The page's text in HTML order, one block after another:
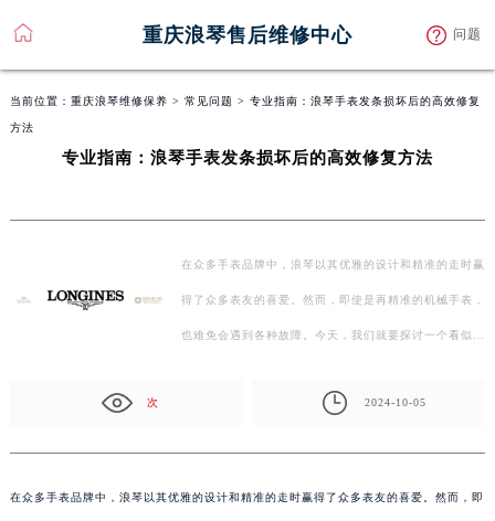
重庆浪琴售后维修中心 问题
当前位置： 重庆浪琴维修保养 > 常见问题 > 专业指南：浪琴手表发条损坏后的高效修复
方法
专业指南：浪琴手表发条损坏后的高效修复方法
在众多手表品牌中，浪琴以其优雅的设计和精准的走时赢
得了众多表友的喜爱。然而，即使是再精准的机械手表，
也难免会遇到各种故障。今天，我们就要探讨一个看似
次 2024-10-05
在众多手表品牌中，浪琴以其优雅的设计和精准的走时赢得了众多表友的喜爱。然而，即